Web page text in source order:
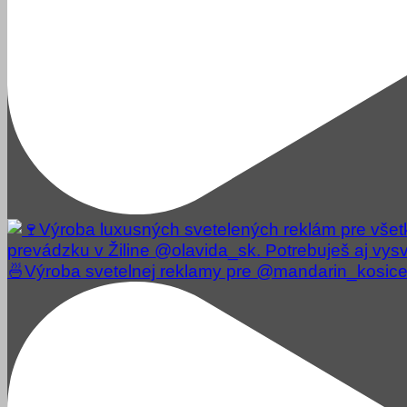
🍜Výroba svetelnej reklamy pre